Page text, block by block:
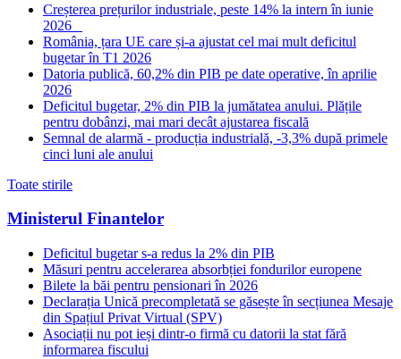
Creșterea prețurilor industriale, peste 14% la intern în iunie
2026
România, țara UE care și-a ajustat cel mai mult deficitul
bugetar în T1 2026
Datoria publică, 60,2% din PIB pe date operative, în aprilie
2026
Deficitul bugetar, 2% din PIB la jumătatea anului. Plățile
pentru dobânzi, mai mari decât ajustarea fiscală
Semnal de alarmă - producția industrială, -3,3% după primele
cinci luni ale anului
Toate stirile
Ministerul Finantelor
Deficitul bugetar s-a redus la 2% din PIB
Măsuri pentru accelerarea absorbției fondurilor europene
Bilete la băi pentru pensionari în 2026
Declarația Unică precompletată se găsește în secțiunea Mesaje
din Spațiul Privat Virtual (SPV)
Asociații nu pot ieși dintr-o firmă cu datorii la stat fără
informarea fiscului